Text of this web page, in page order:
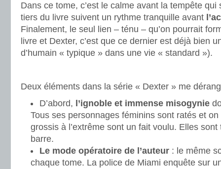
Dans ce tome, c’est le calme avant la tempête
tiers du livre suivent un rythme tranquille avant
Finalement, le seul lien – ténu – qu’on pourrait
livre et Dexter, c’est que ce dernier est déjà bien
d’humain « typique » dans une vie « standard »).
Deux éléments dans la série « Dexter » me
D’abord, l’ignoble et immense misogynie
Tous ses personnages féminins sont ratés et
grossis à l’extrême sont un fait voulu. Elles
barre.
Le mode opératoire de l’auteur : le même
chaque tome. La police de Miami enquête sur